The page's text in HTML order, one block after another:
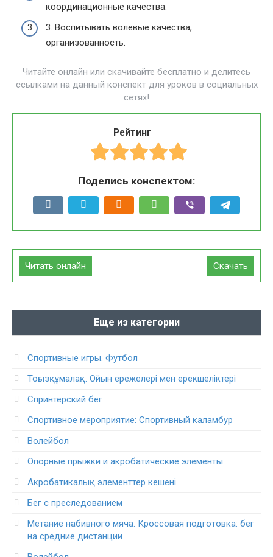
координационные качества.
3. Воспитывать волевые качества,
организованность.
Читайте онлайн или скачивайте бесплатно и делитесь
ссылками на данный конспект для уроков в социальных
сетях!
Рейтинг
Поделись конспектом:
Скачать
Читать онлайн
Еще из категории
Спортивные игры. Футбол
Тоғызқұмалақ. Ойын ережелері мен ерекшеліктері
Спринтерский бег
Спортивное мероприятие: Спортивный каламбур
Волейбол
Опорные прыжки и акробатические элементы
Акробатикалық элементтер кешені
Бег с преследованием
Метание набивного мяча. Кроссовая подготовка: бег
на средние дистанции